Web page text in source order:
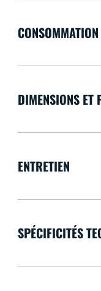
DIMENSIONS
ENTRETIEN
SPÉCIFICITÉS